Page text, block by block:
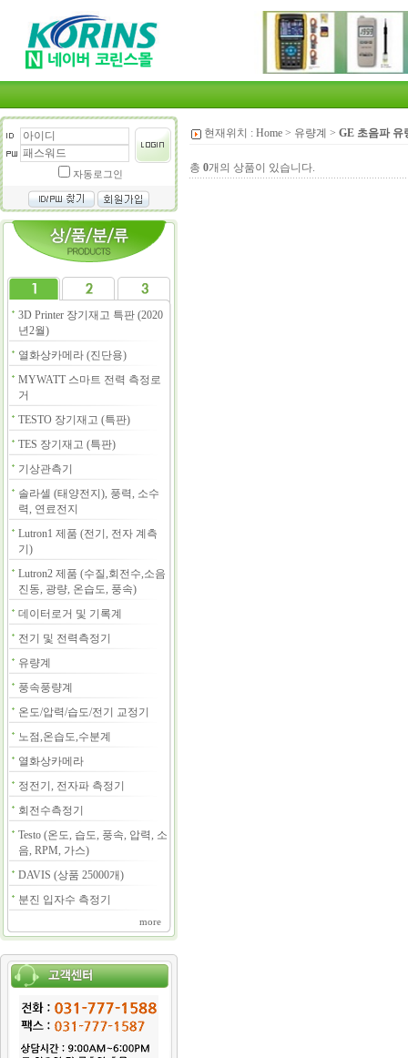
자동로그인
3D Printer 장기재고 특판 (2020
년2월)
열화상카메라 (진단용)
MYWATT 스마트 전력 측정로
거
TESTO 장기재고 (특판)
TES 장기재고 (특판)
기상관측기
솔라셀 (태양전지), 풍력, 소수
력, 연료전지
Lutron1 제품 (전기, 전자 계측
기)
Lutron2 제품 (수질,회전수,소음
진동, 광량, 온습도, 풍속)
데이터로거 및 기록계
전기 및 전력측정기
유량계
풍속풍량계
온도/압력/습도/전기 교정기
노점,온습도,수분계
열화상카메라
정전기, 전자파 측정기
회전수측정기
Testo (온도, 습도, 풍속, 압력, 소
음, RPM, 가스)
DAVIS (상품 25000개)
분진 입자수 측정기
more
현재위치 : Home > 유량계 > GE 초음파 유
총 0개의 상품이 있습니다.